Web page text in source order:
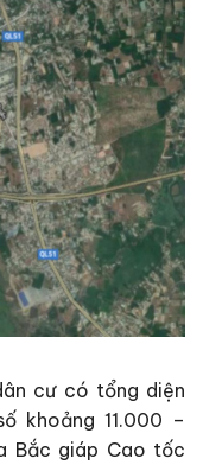
cư có tổng diện
khoảng 11.000 –
Bắc giáp Cao tốc